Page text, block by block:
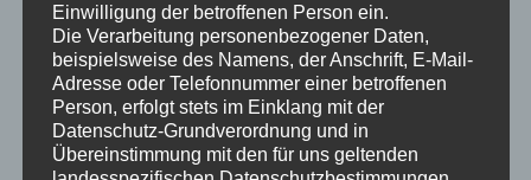
Einwilligung der betroffenen Person ein.
Die Verarbeitung personenbezogener Daten,
beispielsweise des Namens, der Anschrift, E-Mail-
Adresse oder Telefonnummer einer betroffenen
Person, erfolgt stets im Einklang mit der
Datenschutz-Grundverordnung und in
Übereinstimmung mit den für uns geltenden